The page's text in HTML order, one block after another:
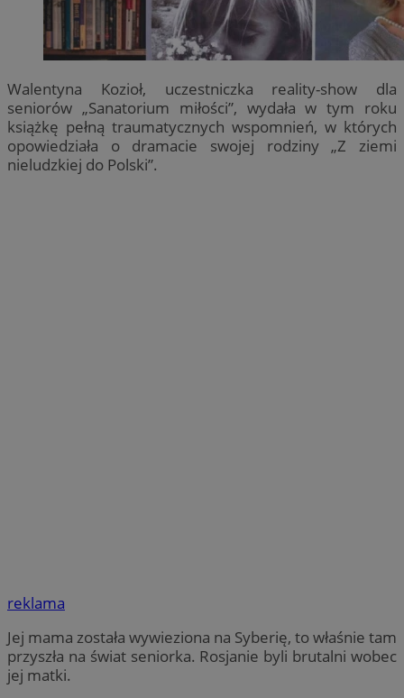
Walentyna Kozioł, uczestniczka reality-show dla
seniorów „Sanatorium miłości”, wydała w tym roku
książkę pełną traumatycznych wspomnień, w których
opowiedziała o dramacie swojej rodziny „Z ziemi
nieludzkiej do Polski”.
reklama
Jej mama została wywieziona na Syberię, to właśnie tam
przyszła na świat seniorka. Rosjanie byli brutalni wobec
jej matki.